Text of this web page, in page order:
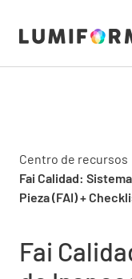
Centro de recursos
Fai Calidad:
Pieza (FAI) +
Fai